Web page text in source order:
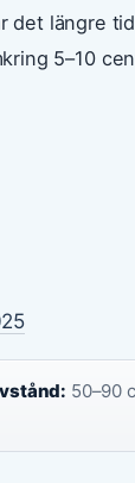
det längre
5–10
50–90